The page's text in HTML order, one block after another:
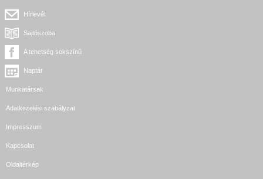
Hírlevél
Sajtószoba
A tehetség sokszínű
Naptár
Munkatársak
Adatkezelési szabályzat
Impresszum
Kapcsolat
Oldaltérkép